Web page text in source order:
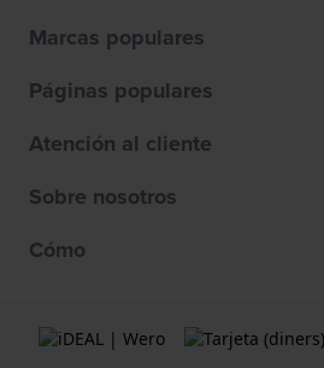
Marcas populares
Páginas populares
Atención al cliente
Sobre nosotros
Cómo